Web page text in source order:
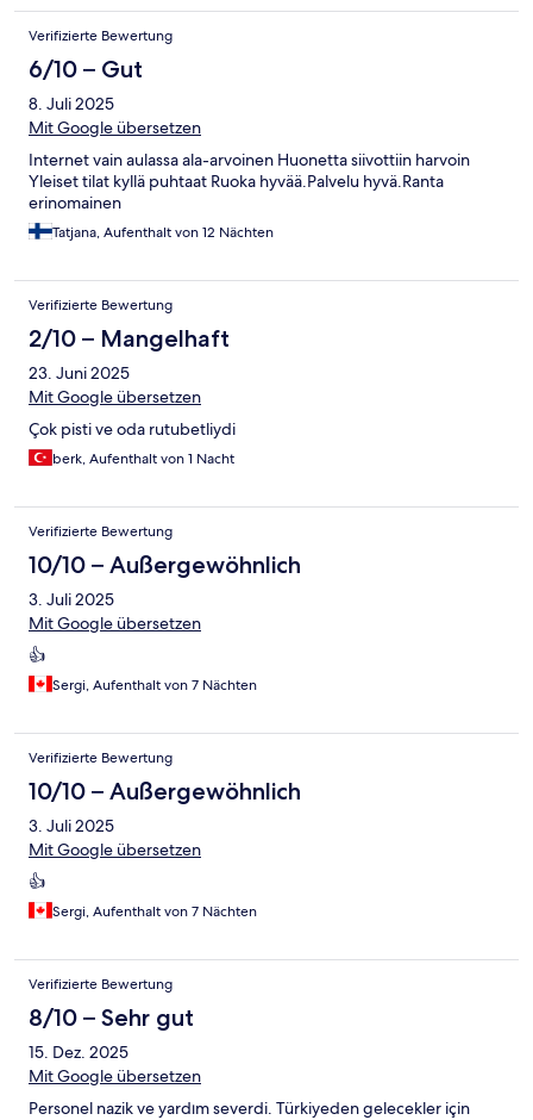
Verifizierte Bewertung
6/10 – Gut
8. Juli 2025
Mit Google übersetzen
Internet vain aulassa ala-arvoinen Huonetta siivottiin harvoin
Yleiset tilat kyllä puhtaat Ruoka hyvää.Palvelu hyvä.Ranta
erinomainen
Tatjana, Aufenthalt von 12 Nächten
Verifizierte Bewertung
2/10 – Mangelhaft
23. Juni 2025
Mit Google übersetzen
Çok pisti ve oda rutubetliydi
berk, Aufenthalt von 1 Nacht
Verifizierte Bewertung
10/10 – Außergewöhnlich
3. Juli 2025
Mit Google übersetzen
👍
Sergi, Aufenthalt von 7 Nächten
Verifizierte Bewertung
10/10 – Außergewöhnlich
3. Juli 2025
Mit Google übersetzen
👍
Sergi, Aufenthalt von 7 Nächten
Verifizierte Bewertung
8/10 – Sehr gut
15. Dez. 2025
Mit Google übersetzen
Personel nazik ve yardım severdi. Türkiyeden gelecekler için